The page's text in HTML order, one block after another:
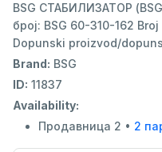
BSG СТАБИЛИЗАТОР
број: BSG 60-310-162
Dopunski proizvod/
Brand: BSG
ID: 11837
Availability:
Продавница 2 • 2